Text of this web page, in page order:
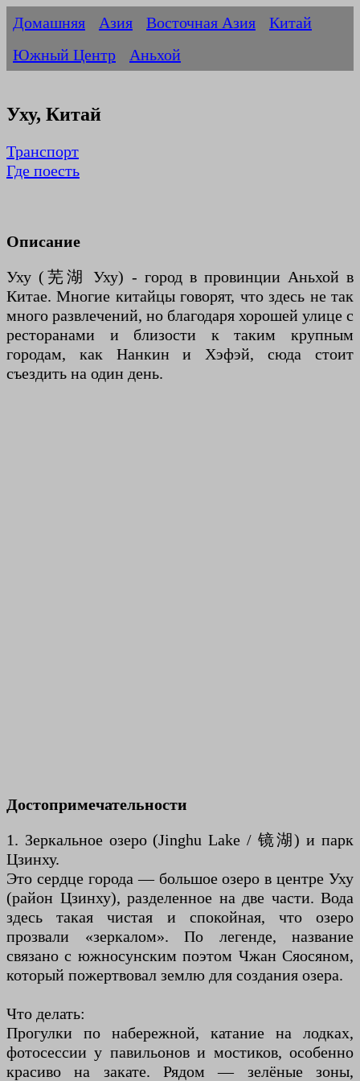
Домашняя Азия Восточная Азия
Китай
Южный Центр
Аньхой
Уху, Китай
Транспорт
Где поесть
Описание
Уху (芜湖 Уху) - город в провинции Аньхой в
Китае. Многие китайцы говорят, что здесь не так
много развлечений, но благодаря хорошей улице с
ресторанами и близости к таким крупным
городам, как Нанкин и Хэфэй, сюда стоит
съездить на один день.
Достопримечательности
1. Зеркальное озеро (Jinghu Lake / 镜湖) и парк
Цзинху.
Это сердце города — большое озеро в центре Уху
(район Цзинху), разделенное на две части. Вода
здесь такая чистая и спокойная, что озеро
прозвали «зеркалом». По легенде, название
связано с южносунским поэтом Чжан Сяосяном,
который пожертвовал землю для создания озера.
Что делать:
Прогулки по набережной, катание на лодках,
фотосессии у павильонов и мостиков, особенно
красиво на закате. Рядом — зелёные зоны,